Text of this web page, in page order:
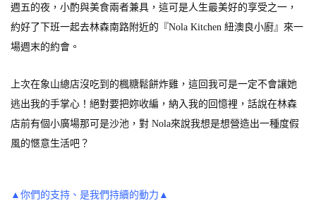
週五的夜，小酌與美食兩者兼具，這可是人生最美好的享受之一，
約好了下班一起去林森南路附近的『Nola Kitchen 紐澳良小廚』來一
場週末的約會。
上次在象山總店沒吃到的楓糖鬆餅炸雞，這回我可是一定不會讓她
逃出我的手掌心！絕對要把妳收編，納入我的回憶裡，話說在林森
店前有個小廣場那可是沙池，對 Nola來說我想是想營造出一種度假
風的愜意生活吧？
▲你們的支持、是我們持續的動力▲